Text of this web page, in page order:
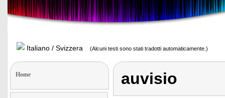
Italiano / Svizzera (Alcuni testi sono stati tradotti automaticamente.)
Home auvisio